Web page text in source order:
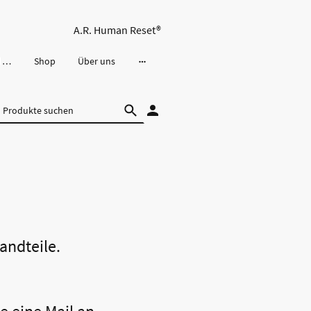
A.R. Human Reset®
A.R. Human Reset Energie- und Frequenzkarte Shop Über uns